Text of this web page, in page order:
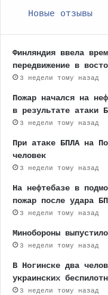
Новые отзывы
Финляндия ввела
передвижение в
3 недели тому назад
Пожар начался на
в результате атаки
3 недели тому назад
При атаке БПЛА на
человек
3 недели тому назад
На нефтебазе в
пожар после удара
3 недели тому назад
Минобороны
3 недели тому назад
В Ногинске два
украинских
3 недели тому назад